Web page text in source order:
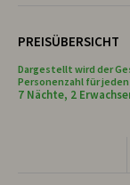
PREISÜBERSICHT
Dargestellt wird der
Personenzahl für
7 Nächte, 2